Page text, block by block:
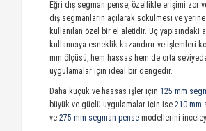
Eğri dış segman pense, özellikle erişimi zor
dış segmanların açılarak sökülmesi ve
kullanılan özel bir el aletidir. Uç yapısındaki
kullanıcıya esneklik kazandırır ve işlemleri
mm ölçüsü, hem hassas hem de orta
uygulamalar için ideal bir dengedir.
Daha küçük ve hassas işler için 125 mm
büyük ve güçlü uygulamalar için ise 210 mm
ve 275 mm segman pense modellerini